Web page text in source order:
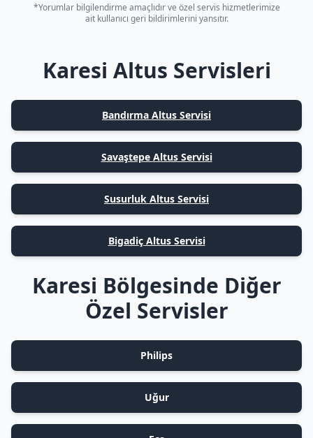
*Yorumlar bilgilendirme amaçlıdır ve özel servis hizmetlerimize
ait kullanıcı geri bildirimlerini yansıtır.
Karesi Altus Servisleri
Bandırma Altus Servisi
Savaştepe Altus Servisi
Susurluk Altus Servisi
Bigadiç Altus Servisi
Karesi Bölgesinde Diğer
Özel Servisler
Philips
Uğur